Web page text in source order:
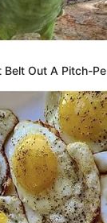
Belt Out A Pitch-